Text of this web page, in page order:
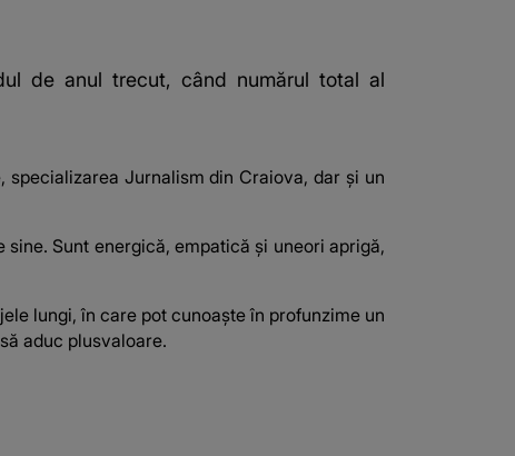
de anul trecut, când numărul total al
specializarea Jurnalism din Craiova, dar și un
Sunt energică, empatică și uneori aprigă,
lungi, în care pot cunoaște în profunzime un
aduc plusvaloare.